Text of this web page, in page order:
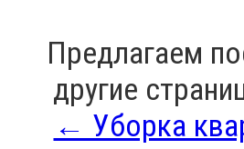
Предлагаем
другие
← Уборка